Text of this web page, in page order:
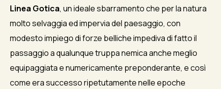
Linea Gotica, un ideale sbarramento che per la natura
molto selvaggia ed impervia del paesaggio, con
modesto impiego di forze belliche impediva di fatto il
passaggio a qualunque truppa nemica anche meglio
equipaggiata e numericamente preponderante, e così
come era successo ripetutamente nelle epoche